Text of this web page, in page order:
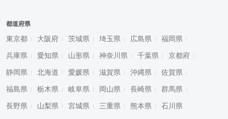
都道府県
東京都 大阪府 茨城県 埼玉県 広島県 福岡県
兵庫県 愛知県 山形県 神奈川県 千葉県 京都府
静岡県 北海道 愛媛県 滋賀県 沖縄県 佐賀県
福島県 栃木県 岐阜県 岡山県 長崎県 群馬県
長野県 山梨県 宮城県 三重県 熊本県 石川県